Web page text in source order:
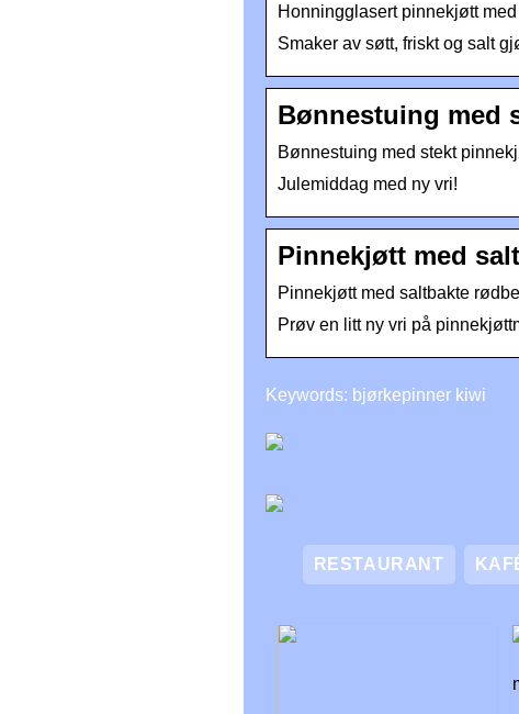
Honningglasert pinnekjøtt
Smaker av søtt, friskt og salt
Bønnestuing med
Bønnestuing med stekt
Julemiddag med ny vri!
Pinnekjøtt med
Pinnekjøtt med saltbakte
Prøv en litt ny vri på
Keywords: bjørkepinner kiwi
RESTAURANT